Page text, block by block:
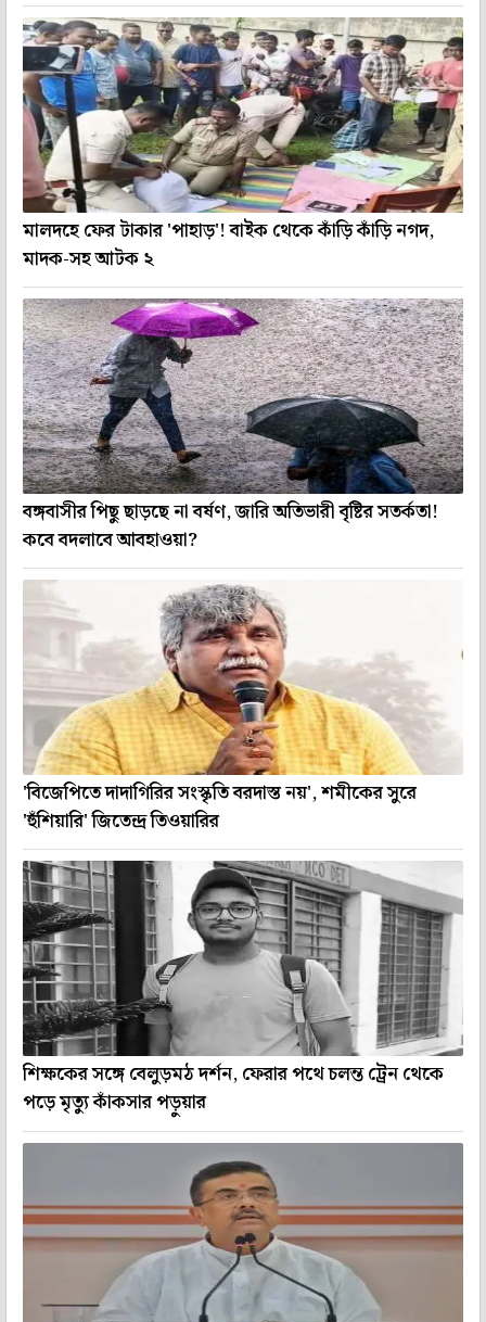
মালদহে ফের টাকার 'পাহাড়'! বাইক থেকে কাঁড়ি কাঁড়ি নগদ,
মাদক-সহ আটক ২
বঙ্গবাসীর পিছু ছাড়ছে না বর্ষণ, জারি অতিভারী বৃষ্টির সতর্কতা!
কবে বদলাবে আবহাওয়া?
'বিজেপিতে দাদাগিরির সংস্কৃতি বরদাস্ত নয়', শমীকের সুরে
'হুঁশিয়ারি' জিতেন্দ্র তিওয়ারির
শিক্ষকের সঙ্গে বেলুড়মঠ দর্শন, ফেরার পথে চলন্ত ট্রেন থেকে
পড়ে মৃত্যু কাঁকসার পড়ুয়ার